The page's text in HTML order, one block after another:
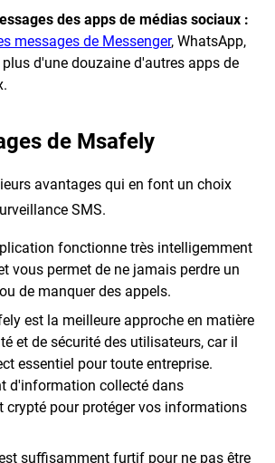
des apps de médias sociaux :
messages de Messenger, WhatsApp,
d'une douzaine d'autres apps de
de Msafely
avantages qui en font un choix
SMS.
fonctionne très intelligemment
vous permet de ne jamais perdre un
de manquer des appels.
est la meilleure approche en matière
et de sécurité des utilisateurs, car il
essentiel pour toute entreprise.
d'information collecté dans
crypté pour protéger vos informations
suffisamment furtif pour ne pas être